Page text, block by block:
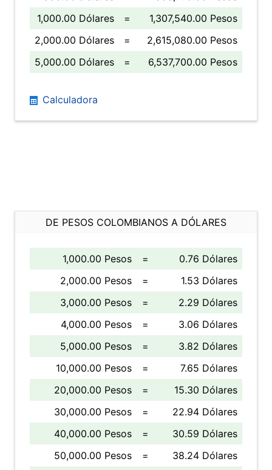
1,000.00 Dólares
=
1,307,540.00 Pesos
2,000.00 Dólares
=
2,615,080.00 Pesos
5,000.00 Dólares
= 6,537,700.00 Pesos
Calculadora
DE PESOS COLOMBIANOS A DÓLARES
1,000.00 Pesos =
0.76 Dólares
2,000.00 Pesos
=
1.53 Dólares
3,000.00 Pesos
=
2.29 Dólares
4,000.00 Pesos
=
3.06 Dólares
5,000.00 Pesos
=
3.82 Dólares
10,000.00 Pesos
=
7.65 Dólares
20,000.00 Pesos
=
15.30 Dólares
30,000.00 Pesos
=
22.94 Dólares
40,000.00 Pesos
=
30.59 Dólares
50,000.00 Pesos
= 38.24 Dólares